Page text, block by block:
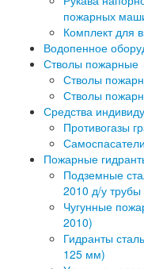
пожарных
Комплект для
Водопенное
Стволы пожарные
Стволы
Стволы
Средства
Противогазы
Самоспасатели
Пожарные
Подземные
2010 д/у
Чугунные
2010)
Гидранты
125 мм)